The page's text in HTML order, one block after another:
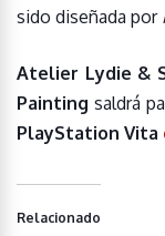
sido diseñada por
Atelier Lydie &
Painting saldrá
PlayStation Vita
Relacionado